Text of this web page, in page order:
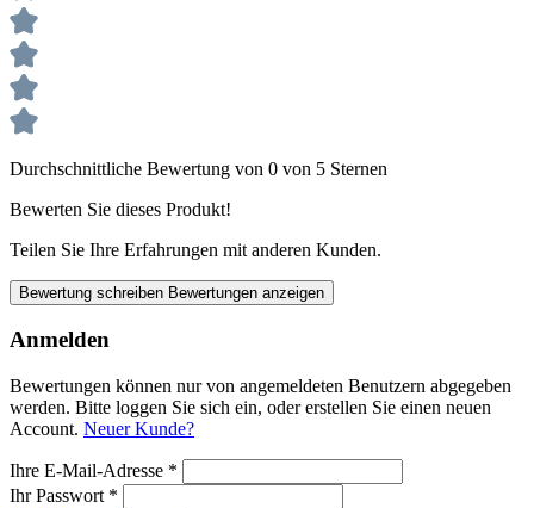
Durchschnittliche Bewertung von 0 von 5 Sternen
Bewerten Sie dieses Produkt!
Teilen Sie Ihre Erfahrungen mit anderen Kunden.
Bewertung schreiben Bewertungen anzeigen
Anmelden
Bewertungen können nur von angemeldeten Benutzern abgegeben
werden. Bitte loggen Sie sich ein, oder erstellen Sie einen neuen
Account. Neuer Kunde?
Ihre E-Mail-Adresse *
Ihr Passwort *